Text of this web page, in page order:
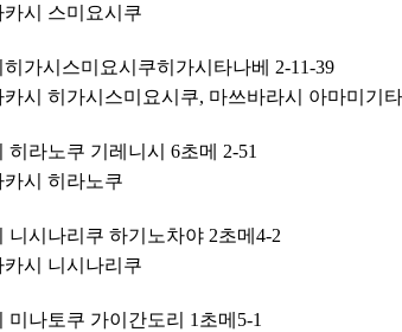
카시 스미요시쿠
가시스미요시쿠히가시타나베 2-11-39
카시 히가시스미요시쿠, 마쓰바라시 아마미기
히라노쿠 기레니시 6초메 2-51
카시 히라노쿠
니시나리쿠 하기노차야 2초메4-2
카시 니시나리쿠
미나토쿠 가이간도리 1초메5-1